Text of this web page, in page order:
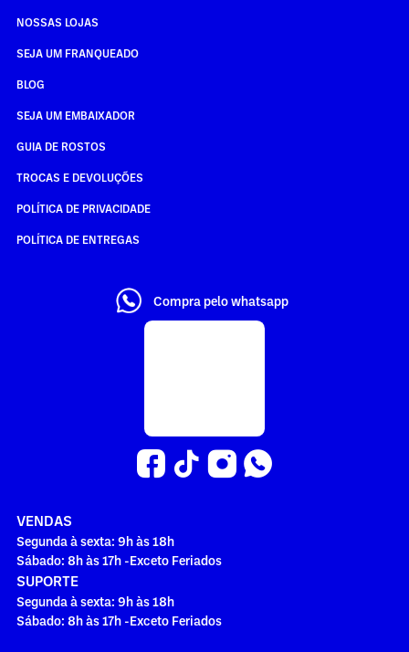
NOSSAS LOJAS
SEJA UM FRANQUEADO
BLOG
SEJA UM EMBAIXADOR
GUIA DE ROSTOS
TROCAS E DEVOLUÇÕES
POLÍTICA DE PRIVACIDADE
POLÍTICA DE ENTREGAS
Compra pelo whatsapp
VENDAS
Segunda à sexta: 9h às 18h
Sábado: 8h às 17h -Exceto Feriados
SUPORTE
Segunda à sexta: 9h às 18h
Sábado: 8h às 17h -Exceto Feriados